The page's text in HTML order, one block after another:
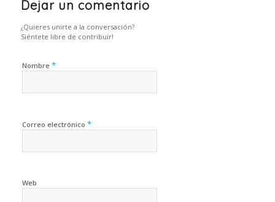
Dejar un comentario
¿Quieres unirte a la conversación?
Siéntete libre de contribuir!
Nombre *
Correo electrónico *
Web